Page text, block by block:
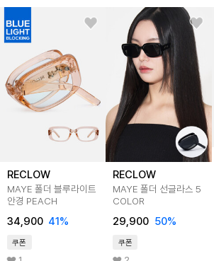
RECLOW
MAYE 폴더 블루라이트
안경 PEACH
34,900 41 %
쿠폰
RECLOW
MAYE 폴더 선글라스 5
COLOR
29,900 50%
쿠폰